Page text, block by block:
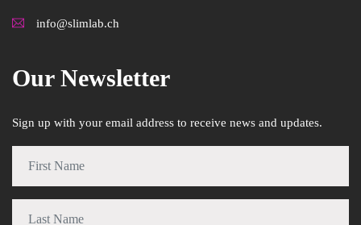
info@slimlab.ch
Our Newsletter
Sign up with your email address to receive news and updates.